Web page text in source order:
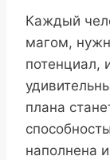
Каждый
магом,
потенциал,
плана
наполнена